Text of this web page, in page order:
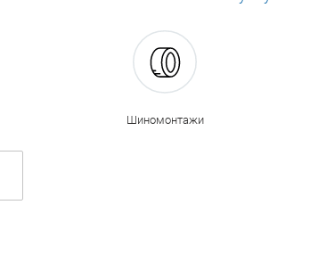
Шиномонтажи